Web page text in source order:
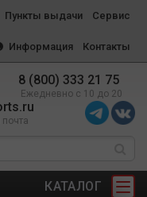
Пункты выдачи Сервис
Информация Контакты
8 (800) 333 21 75
Ежедневно с 10 до 20
КАТАЛОГ